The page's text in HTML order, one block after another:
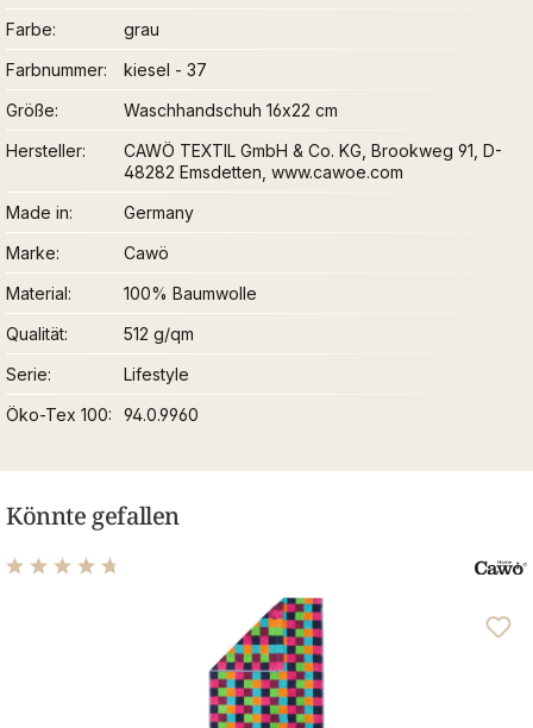
Farbe
grau
Farbnummer
kiesel - 37
Größe
Waschhandschuh 16x22 cm
Hersteller
CAWÖ TEXTIL GmbH & Co. KG, Brookweg 91, D-
48282 Emsdetten, www.cawoe.com
Made in
Germany
Marke
Cawö
Material
100% Baumwolle
Qualität
512 g/qm
Serie
Lifestyle
Öko-Tex 100
94.0.9960
Könnte gefallen
Durchschnittliche Bewertung von 4.73 von 5 Sternen